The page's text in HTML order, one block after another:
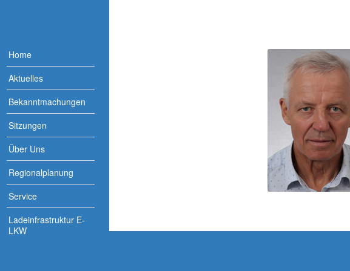
Home
Aktuelles
Bekanntmachungen
Sitzungen
Über Uns
Regionalplanung
Service
Ladeinfrastruktur E-
LKW